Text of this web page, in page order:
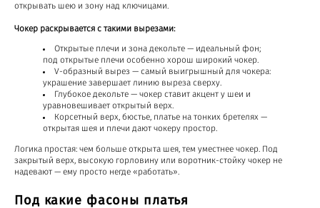
открывать шею и зону над ключицами.
Чокер раскрывается с такими вырезами:
Открытые плечи и зона декольте — идеальный фон;
под открытые плечи особенно хорош широкий чокер.
V-образный вырез — самый выигрышный для чокера:
украшение завершает линию выреза сверху.
Глубокое декольте — чокер ставит акцент у шеи и
уравновешивает открытый верх.
Корсетный верх, бюстье, платье на тонких бретелях —
открытая шея и плечи дают чокеру простор.
Логика простая: чем больше открыта шея, тем уместнее чокер. Под
закрытый верх, высокую горловину или воротник-стойку чокер не
надевают — ему просто негде «работать».
Под какие фасоны платья